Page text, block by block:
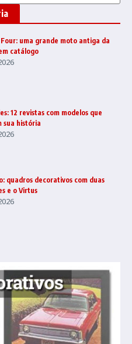
Four: uma grande moto antiga da
catálogo
12 revistas com modelos que
sua história
quadros decorativos com duas
e o Virtus